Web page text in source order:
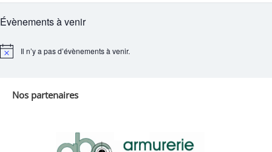
Évènements à venir
Notice Il n’y a pas d’évènements à venir.
Nos partenaires